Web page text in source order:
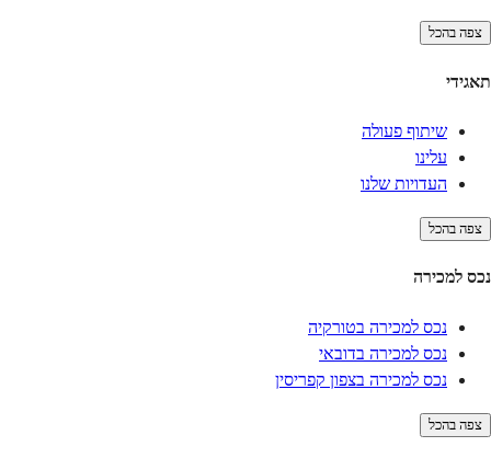
צפה בהכל
תאגידי
שיתוף פעולה
עלינו
העדויות שלנו
צפה בהכל
נכס למכירה
נכס למכירה בטורקיה
נכס למכירה בדובאי
נכס למכירה בצפון קפריסין
צפה בהכל